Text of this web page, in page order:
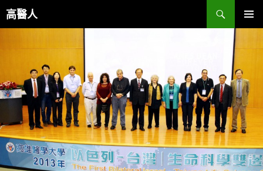
至高醫人
搜
尋
主要選單